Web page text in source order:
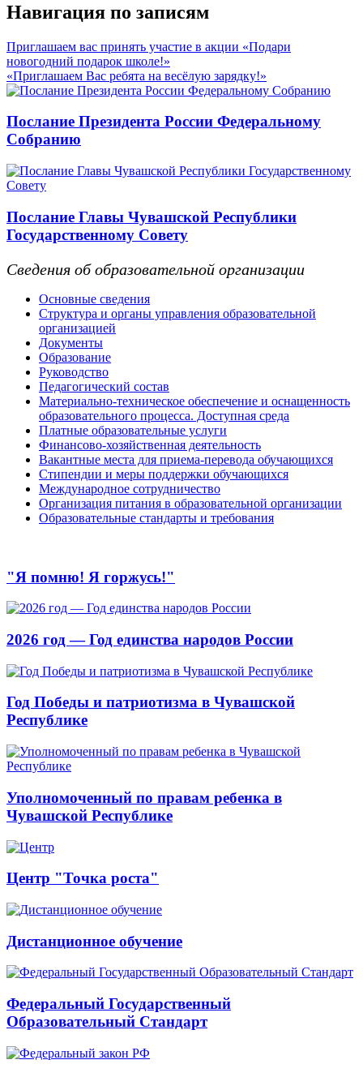
Навигация по записям
Приглашаем вас принять участие в акции «Подари
новогодний подарок школе!»
«Приглашаем Вас ребята на весёлую зарядку!»
Послание Президента России Федеральному
Собранию
Послание Главы Чувашской Республики
Государственному Совету
Сведения об образовательной организации
Основные сведения
Структура и органы управления образовательной
организацией
Документы
Образование
Руководство
Педагогический состав
Материально-техническое обеспечение и оснащенность
образовательного процесса. Доступная среда
Платные образовательные услуги
Финансово-хозяйственная деятельность
Вакантные места для приема-перевода обучающихся
Стипендии и меры поддержки обучающихся
Международное сотрудничество
Организация питания в образовательной организации
Образовательные стандарты и требования
"Я помню! Я горжусь!"
2026 год — Год единства народов России
Год Победы и патриотизма в Чувашской
Республике
Уполномоченный по правам ребенка в
Чувашской Республике
Центр "Точка роста"
Дистанционное обучение
Федеральный Государственный
Образовательный Стандарт